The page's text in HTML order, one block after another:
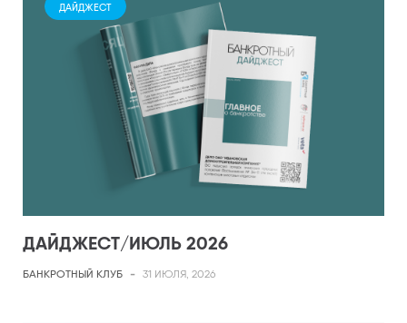
ДАЙДЖЕСТ
ДАЙДЖЕСТ/ИЮЛЬ 2026
БАНКРОТНЫЙ КЛУБ - 31 ИЮЛЯ, 2026